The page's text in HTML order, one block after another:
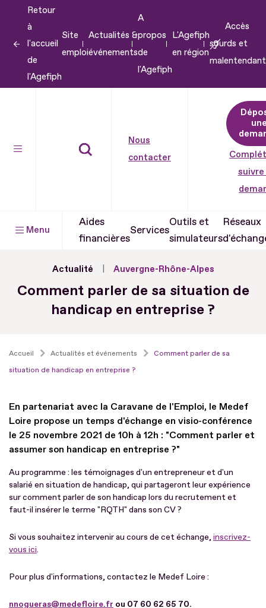
contenu
Retour
à
l'accueil
de
l'Agefiph
Site
emploi
Actualités &
événements
A
propos
de
l'Agefiph
L'Agefiph
en région
Accès
sourds et
Nous
contacter
suivre
Menu
Aides
financières
Services
Outils et
simulateurs
Réseaux
Actualité Auvergne-Rhône-Alpes
Comment parler de sa situation de
handicap en entreprise ?
Accueil Actualités et événements
Comment parler de sa
situation de handicap en entreprise ?
En partenariat avec la Caravane de l'Emploi, le Medef
Loire propose un temps d'échange en visio-conférence
le 25 novembre 2021 de 10h à 12h : "Comment parler et
assumer son handicap en entreprise ?"
Au programme : les témoignages d'un entrepreneur et d'un
salarié en situation de handicap, qui partageront leur expérience
sur comment parler de son handicap lors du recrutement et
faut-il insérer le terme "RQTH" dans son CV ?
Si vous souhaitez intervenir au cours de cet échange, inscrivez-
vous ici.
Pour plus d'informations, contactez le Medef Loire :
nnogueras@medefloire.fr ou 07 60 62 65 70.